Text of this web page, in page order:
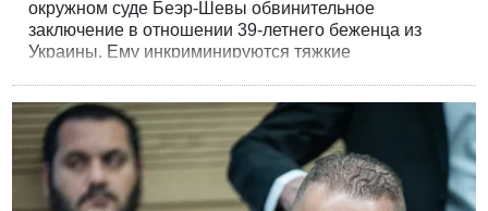
окружном суде Беэр-Шевы обвинительное
заключение в отношении 39-летнего беженца из
Украины. Ему инкриминируются тяжкие